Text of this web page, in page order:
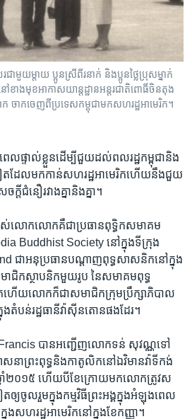
ម្តាយ ប្អូន​ស្រី​ពីរនាក់ និង​ប្អូនថ្លៃ​ប្រុស​ម្នាក់​
ាងមុខ​អាកាស​យាន្តដ្ឋាន​អន្តរជាតិ​ពោធិ៍ចិនតុង
ាកចេញ​ពី​ប្រទេស​កម្ពុជា​មក​សហរដ្ឋ​អាមេរិក។
ផ្ទាល់​ខ្លួន​ដើម្បី​ជួយ​ដល់​ពលរដ្ឋ​កម្ពុជា​និង​
ដែលមក​កាន់​សហរដ្ឋអាមេរិក​ហើយ​នឹង​ជួយ
ជំនឿ​រវាង​គ្នានិងគ្នា។​
ស់​លោក​លោក​គឺ​ជា​ប្រធាន​ពុទ្ធិក​សមាគម​
Buddhist​ Society​ នៅ​ក្នុង​ទីក្រុង​
ជា​អនុ​ប្រធាន​បណ្តាញ​ពុទ្ធសាសនិក​នៅ​ក្នុង​
ាជិក​ស្ថាបនិកមួយ​រូប នៃ​សមាគម​ពុទ្ធ​
ហើយ​លោក​ក៏​ជា​សមាជិក​ក្រុមប្រឹក្សា​ភិបាល​
តំបន់​រដ្ឋ​ធានី​វ៉ាស៊ីនតោន​ផង​ដែរ។​
បាន​អញ្ជើញ​លោក​ទន់​ សុវណ្ណ​ទៅ​
ាសនា​ព្រះពុទ្ធ​និង​កាតូលិក​នៅ​ឯ​វិមានវ៉ាទីកង់
នាំ​២០១៥ ហើយ​បី​ខែ​ក្រោយ​មក​លោកត្រូវ​ស
ឲ្យ​ចូលរួម​ក្នុង​កម្មវិធី​ព្រះអង្គ​ក្នុង​អំឡុង​ពេល​
ង​សហរដ្ឋ​អាមេរិកនៅ​ក្នុង​ខែ​កញ្ញា។​